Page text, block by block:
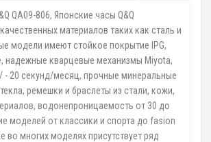
QA09-806, Японские часы Q&Q
материалов таких как сталь и
модели имеют стойкое покрытие IPG,
надежные кварцевые механизмы Miyota,
- 20 секунд/месяц, прочные минеральные
ремешки и браслеты из стали, кожи,
водонепроницаемость от 30 до
моделей от классики и спорта до fasion
во многих моделях присутствует ряд